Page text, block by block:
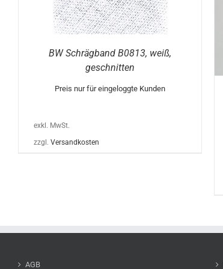
BW Schrägband B0813, weiß,
geschnitten
Preis nur für eingeloggte Kunden
exkl. MwSt.
zzgl. Versandkosten
AGB